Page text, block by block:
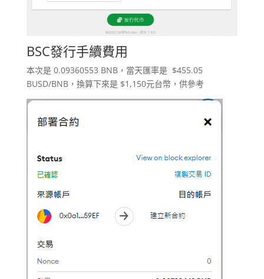
BSC發行手續費用
本次是 0.09360553 BNB，當天匯率是 $455.05
BUSD/BNB，換算下來是 $1,150元台幣，供參考